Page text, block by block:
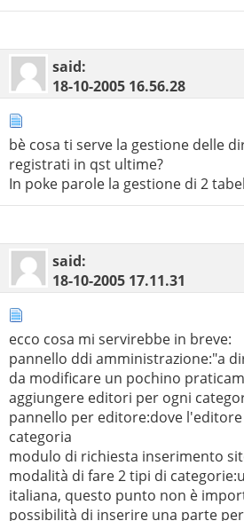
said:
18-10-2005 16.56.28
bè cosa ti serve la gestione delle
registrati in qst ultime?
In poke parole la gestione di 2
said:
18-10-2005 17.11.31
ecco cosa mi servirebbe in breve:
pannello ddi amministrazione:"a
da modificare un pochino
aggiungere editori per ogni
pannello per editore:dove
categoria
modulo di richiesta inserimento
modalità di fare 2 tipi di
italiana, questo punto non è
possibilità di inserire una parte